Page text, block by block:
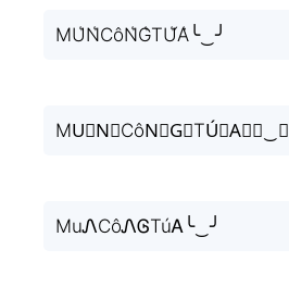
MU͛N͛CôN͛G͛TU͛́A͛╰‿╯
MU⃒N⃒CôN⃒G⃒TÚ⃒A⃒╰‿╯
MuᏁCôᏁᎶTúᎪ╰‿╯